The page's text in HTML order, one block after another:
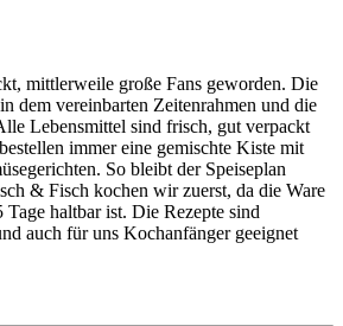
mittlerweile große Fans geworden. Die
dem vereinbarten Zeitenrahmen und die
Lebensmittel sind frisch, gut verpackt
immer eine gemischte Kiste mit
So bleibt der Speiseplan
& Fisch kochen wir zuerst, da die Ware
Tage haltbar ist. Die Rezepte sind
auch für uns Kochanfänger geeignet